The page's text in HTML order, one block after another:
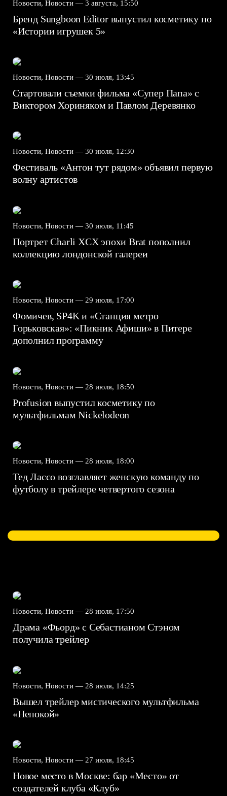
Новости, Новости — 3 августа, 15:50
Бренд Sungboon Editor выпустил косметику по
«Истории игрушек 5»
Новости, Новости — 30 июля, 13:45
Стартовали съемки фильма «Супер Папа» с
Виктором Хориняком и Павлом Деревянко
Новости, Новости — 30 июля, 12:30
Фестиваль «Антон тут рядом» объявил первую
волну артистов
Новости, Новости — 30 июля, 11:45
Портрет Charli XCX эпохи Brat пополнил
коллекцию лондонской галереи
Новости, Новости — 29 июля, 17:00
Фомичев, SP4K и «Станция метро
Горьковская»: «Пикник Афиши» в Питере
дополнил программу
Новости, Новости — 28 июля, 18:50
Profusion выпустил косметику по
мультфильмам Nickelodeon
Новости, Новости — 28 июля, 18:00
Тед Лассо возглавляет женскую команду по
футболу в трейлере четвертого сезона
Новости, Новости — 28 июля, 17:50
Драма «Фьорд» с Себастианом Стэном
получила трейлер
Новости, Новости — 28 июля, 14:25
Вышел трейлер мистического мультфильма
«Непокой»
Новости, Новости — 27 июля, 18:45
Новое место в Москве: бар «Место» от
создателей клуба «Клуб»